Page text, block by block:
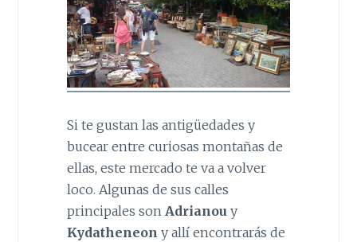
Si te gustan las antigüedades y
bucear entre curiosas montañas de
ellas, este mercado te va a volver
loco. Algunas de sus calles
principales son Adrianou y
Kydatheneon y allí encontrarás de